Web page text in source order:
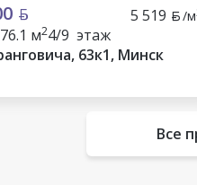
5 519 /м
76.1 м24/9 этаж
63к1, Минск
Все